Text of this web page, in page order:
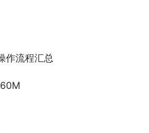
作流程汇总